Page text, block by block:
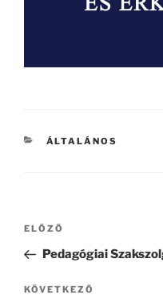
KATEGÓRIÁK
ÁLTALÁNOS
Bejegyzés
Korábbi
bejegyzés
ELŐZŐ
Pedagógiai
Következő
KÖVETKEZŐ